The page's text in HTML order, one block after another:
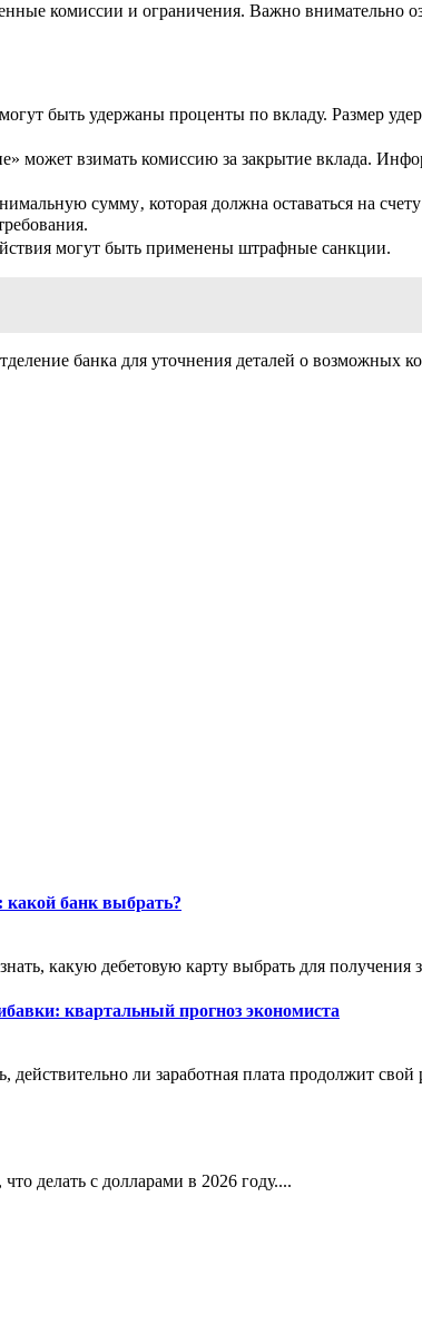
комиссии и ограничения. Важно внимательно
быть удержаны проценты по вкладу. Размер
может взимать комиссию за закрытие вклада.
сумму‚ которая должна оставаться на
могут быть применены штрафные санкции.
банка для уточнения деталей о возможных
какой банк выбрать?
какую дебетовую карту выбрать для получения
квартальный прогноз экономиста
действительно ли заработная плата продолжит свой
делать с долларами в 2026 году....